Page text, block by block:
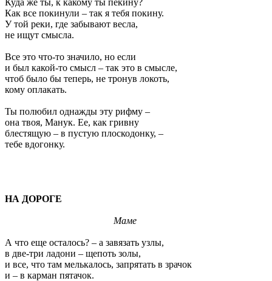
Как все покинули – так я тебя покину.
У той реки, где забывают весла,
не ищут смысла.
Все это что-то значило, но если
и был какой-то смысл – так это в смысле,
чтоб было бы теперь, не тронув локоть,
кому оплакать.
Ты полюбил однажды эту рифму –
она твоя, Манук. Ее, как гривну
блестящую – в пустую плоскодонку, –
тебе вдогонку.
НА ДОРОГЕ
Маме
А что еще осталось? – а завязать узлы,
в две-три ладони – щепоть золы,
и все, что там мелькалось, запрятать в зрачок
и – в карман пятачок.